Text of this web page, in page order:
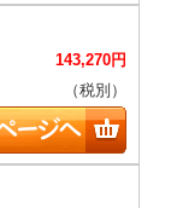
143,270円
（税別）